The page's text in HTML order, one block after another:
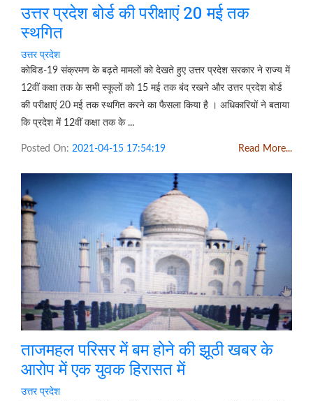
उत्तर प्रदेश बोर्ड की परीक्षाएं 20 मई तक
स्थगित
उत्तर प्रदेश
कोविड-19 संक्रमण के बढ़ते मामलों को देखते हुए उत्तर प्रदेश सरकार ने राज्य में
12वीं कक्षा तक के सभी स्कूलों को 15 मई तक बंद रखने और उत्तर प्रदेश बोर्ड
की परीक्षाएं 20 मई तक स्थगित करने का फैसला किया है । अधिकारियों ने बताया
कि प्रदेश में 12वीं कक्षा तक के ...
Posted On: 2021-04-15 17:54:19 Read More...
ताजमहल परिसर में बम होने की झूठी खबर के
आरोप में एक युवक हिरासत में
उत्तर प्रदेश